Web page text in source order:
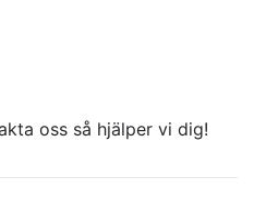
oss så hjälper vi dig!